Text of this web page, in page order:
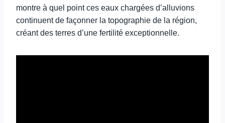
montre à quel point ces eaux chargées d’alluvions
continuent de façonner la topographie de la région,
créant des terres d’une fertilité exceptionnelle.